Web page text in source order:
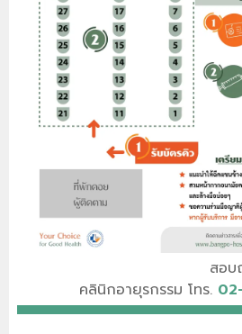
สอบ
คลินิกอายุรกรรม โทร.